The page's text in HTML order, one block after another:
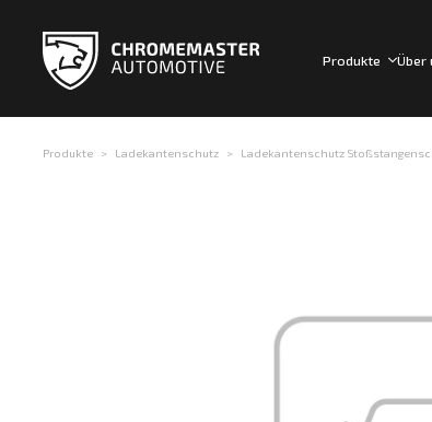
Produkte Über
Produkte Ladekantenschutz Ladekantenschutz